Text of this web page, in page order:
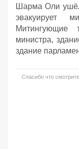
Шарма Оли
эвакуирует
Митингующие
министра,
здание
Спасибо что